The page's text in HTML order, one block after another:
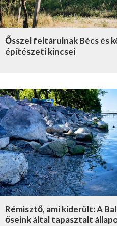
Ősszel feltárulnak Bécs és
építészeti kincsei
Rémisztő, ami kiderült: A
őseink által tapasztalt